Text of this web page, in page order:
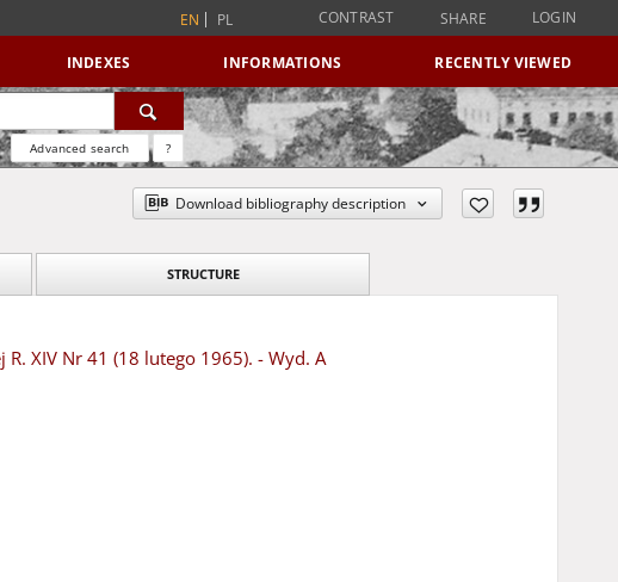
EN PL CONTRAST SHARE LOGIN
INDEXES INFORMATIONS RECENTLY VIEWED
Advanced search ?
Download bibliography description
STRUCTURE
XIV Nr 41 (18 lutego 1965). - Wyd. A